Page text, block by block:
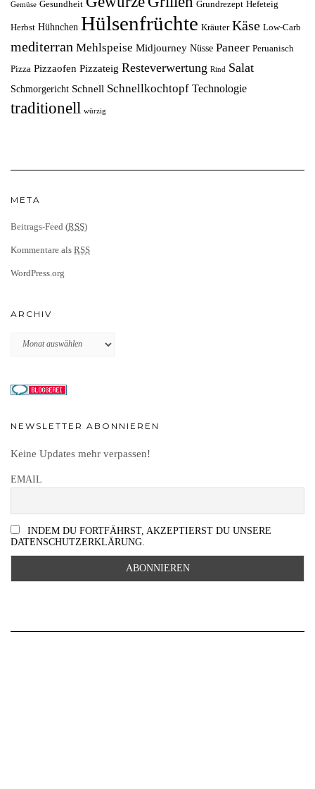
Gemüse Gesundheit Grundrezept Hefeteig
Herbst Hühnchen Hülsenfrüchte Kräuter Käse Low-Carb
mediterran Mehlspeise Midjourney Nüsse Paneer Peruanisch
Pizza Pizzaofen Pizzateig Resteverwertung Rind Salat
Schmorgericht Schnell Schnellkochtopf Technologie
traditionell würzig
META
Beitrags-Feed (RSS)
Kommentare als RSS
WordPress.org
ARCHIV
Archiv
NEWSLETTER ABONNIEREN
Keine Updates mehr verpassen!
EMAIL
INDEM DU FORTFÄHRST, AKZEPTIERST DU UNSERE
DATENSCHUTZERKLÄRUNG.